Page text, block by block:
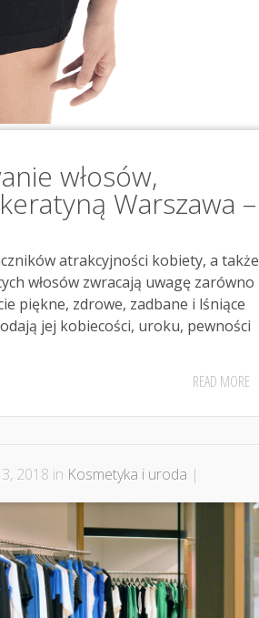
włosów,
Warszawa –
atrakcyjności kobiety, a także
włosów zwracają uwagę zarówno
piękne, zdrowe, zadbane i lśniące
jej kobiecości, uroku, pewności
READ MORE
2018 in Kosmetyka i uroda |